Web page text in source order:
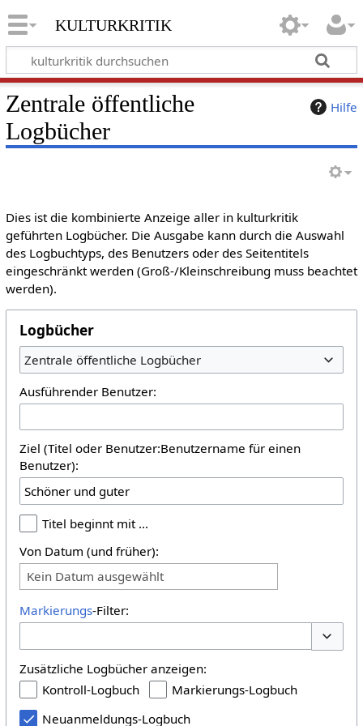
kulturkritik
Hilfe
Zentrale öffentliche
Logbücher
Dies ist die kombinierte Anzeige aller in kulturkritik
geführten Logbücher. Die Ausgabe kann durch die Auswahl
des Logbuchtyps, des Benutzers oder des Seitentitels
eingeschränkt werden (Groß-/Kleinschreibung muss beachtet
werden).
Logbücher
Zentrale öffentliche Logbücher
Ausführender Benutzer:
Ziel (Titel oder Benutzer:Benutzername für einen
Benutzer):
Titel beginnt mit …
Von Datum (und früher):
Kein Datum ausgewählt
Markierungs-Filter:
Zusätzliche Logbücher anzeigen:
Kontroll-Logbuch
Markierungs-Logbuch
Neuanmeldungs-Logbuch